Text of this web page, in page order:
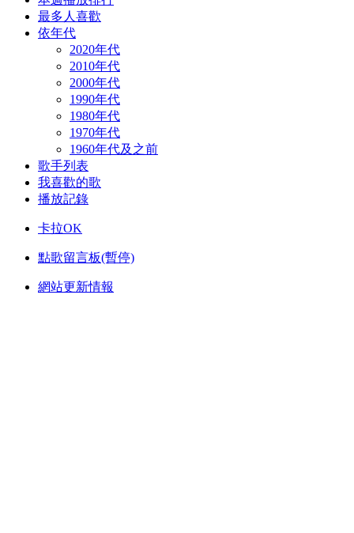
最多人喜歡
依年代
2020年代
2010年代
2000年代
1990年代
1980年代
1970年代
1960年代及之前
歌手列表
我喜歡的歌
播放記錄
卡拉OK
點歌留言板(暫停)
網站更新情報